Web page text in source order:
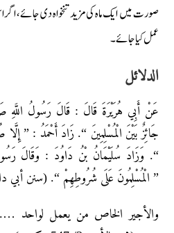
صورت میں ایک ماہ کی مزید تنخواہ دی جائے،
عمل کیا جائے۔
الدلائل
عَنْ أَبِي هُرَيْرَةَ قَالَ : قَالَ رَسُولُ اللَّهِ
جَائِزٌ بَيْنَ الْمُسْلِمِينَ “. زَادَ أَحْمَدُ : ”
“. وَزَادَ سُلَيْمَانُ بْنُ دَاوُدَ : وَقَالَ
” الْمُسْلِمُونَ عَلَى شُرُوطِهِمْ “. (سنن أبي
والأجير الخاص من يعمل لواحد …..